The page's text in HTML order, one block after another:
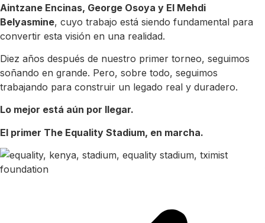
Aintzane Encinas, George Osoya y El Mehdi
Belyasmine, cuyo trabajo está siendo fundamental para
convertir esta visión en una realidad.
Diez años después de nuestro primer torneo, seguimos
soñando en grande. Pero, sobre todo, seguimos
trabajando para construir un legado real y duradero.
Lo mejor está aún por llegar.
El primer The Equality Stadium, en marcha.